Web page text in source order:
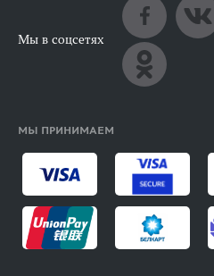
Мы в соцсетях
МЫ ПРИНИМАЕМ